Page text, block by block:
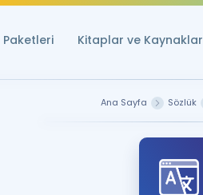
Paketleri Kitaplar ve Kaynaklar
Ana Sayfa Sözlük